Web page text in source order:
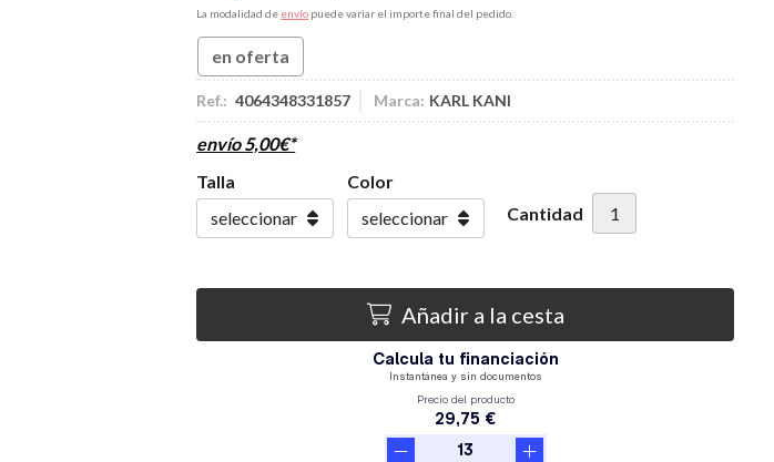
La modalidad de envío puede variar el importe final del pedido.
en oferta
Ref.: 4064348331857 Marca: KARL KANI
envío5,00€*
Talla
Color
Cantidad
Añadir a la cesta